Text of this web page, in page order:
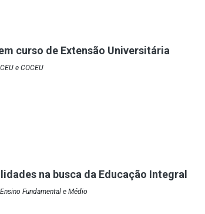
curso de Extensão Universitária
e COCEU
na busca da Educação Integral
Fundamental e Médio